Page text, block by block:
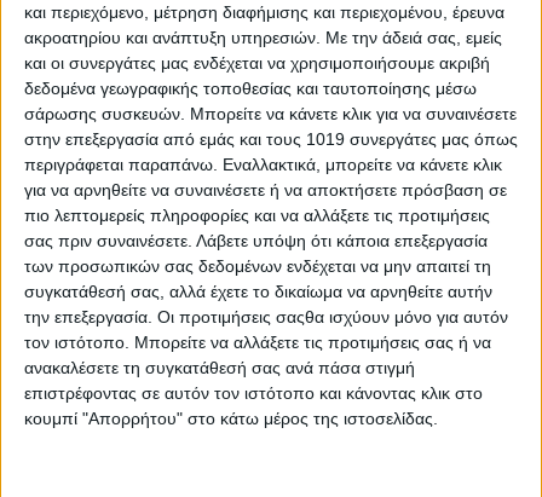
και περιεχόμενο, μέτρηση διαφήμισης και περιεχομένου, έρευνα
ακροατηρίου και ανάπτυξη υπηρεσιών. Με την άδειά σας, εμείς
και οι συνεργάτες μας ενδέχεται να χρησιμοποιήσουμε ακριβή
δεδομένα γεωγραφικής τοποθεσίας και ταυτοποίησης μέσω
σάρωσης συσκευών. Μπορείτε να κάνετε κλικ για να συναινέσετε
στην επεξεργασία από εμάς και τους 1019 συνεργάτες μας όπως
περιγράφεται παραπάνω. Εναλλακτικά, μπορείτε να κάνετε κλικ
για να αρνηθείτε να συναινέσετε ή να αποκτήσετε πρόσβαση σε
πιο λεπτομερείς πληροφορίες και να αλλάξετε τις προτιμήσεις
σας πριν συναινέσετε. Λάβετε υπόψη ότι κάποια επεξεργασία
των προσωπικών σας δεδομένων ενδέχεται να μην απαιτεί τη
συγκατάθεσή σας, αλλά έχετε το δικαίωμα να αρνηθείτε αυτήν
την επεξεργασία. Οι προτιμήσεις σαςθα ισχύουν μόνο για αυτόν
τον ιστότοπο. Μπορείτε να αλλάξετε τις προτιμήσεις σας ή να
ανακαλέσετε τη συγκατάθεσή σας ανά πάσα στιγμή
επιστρέφοντας σε αυτόν τον ιστότοπο και κάνοντας κλικ στο
κουμπί "Απορρήτου" στο κάτω μέρος της ιστοσελίδας.
Share
Share Post Email Print